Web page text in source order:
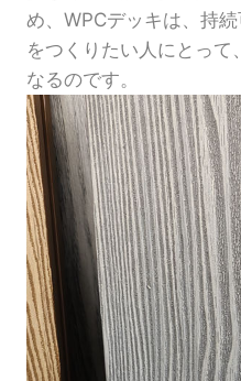
め、WPCデッキは、持
をつくりたい人にとって
なるのです。